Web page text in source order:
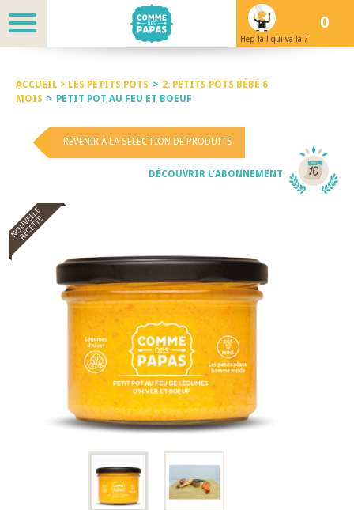
Hep là ! qui va là ?
0
ACCUEIL > LES PETITS POTS > 2. PETITS POTS BÉBÉ 6
MOIS > PETIT POT AU FEU ET BOEUF
REVENIR À LA SELECTION DE PRODUITS
DÉCOUVRIR L'ABONNEMENT
NOUVELLE
RECETTE